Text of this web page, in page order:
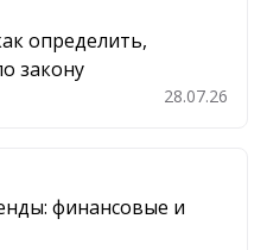
определить,
закону
28.07.26
финансовые и